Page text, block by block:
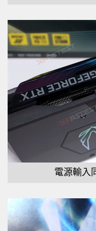
電源輸入